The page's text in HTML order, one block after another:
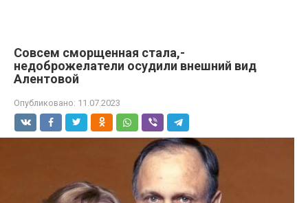
Совсем сморщенная стала,-
недоброжелатели осудили внешний вид
Алентовой
Опубликовано: 11.07.2023